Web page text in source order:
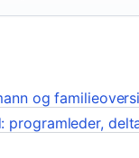
og
programleder,